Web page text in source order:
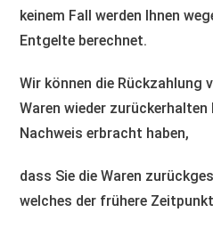
keinem Fall werden Ihnen
Entgelte berechnet.
Wir können die Rückzahlung
Waren wieder zurückerhalten
Nachweis erbracht haben,
dass Sie die Waren
welches der frühere